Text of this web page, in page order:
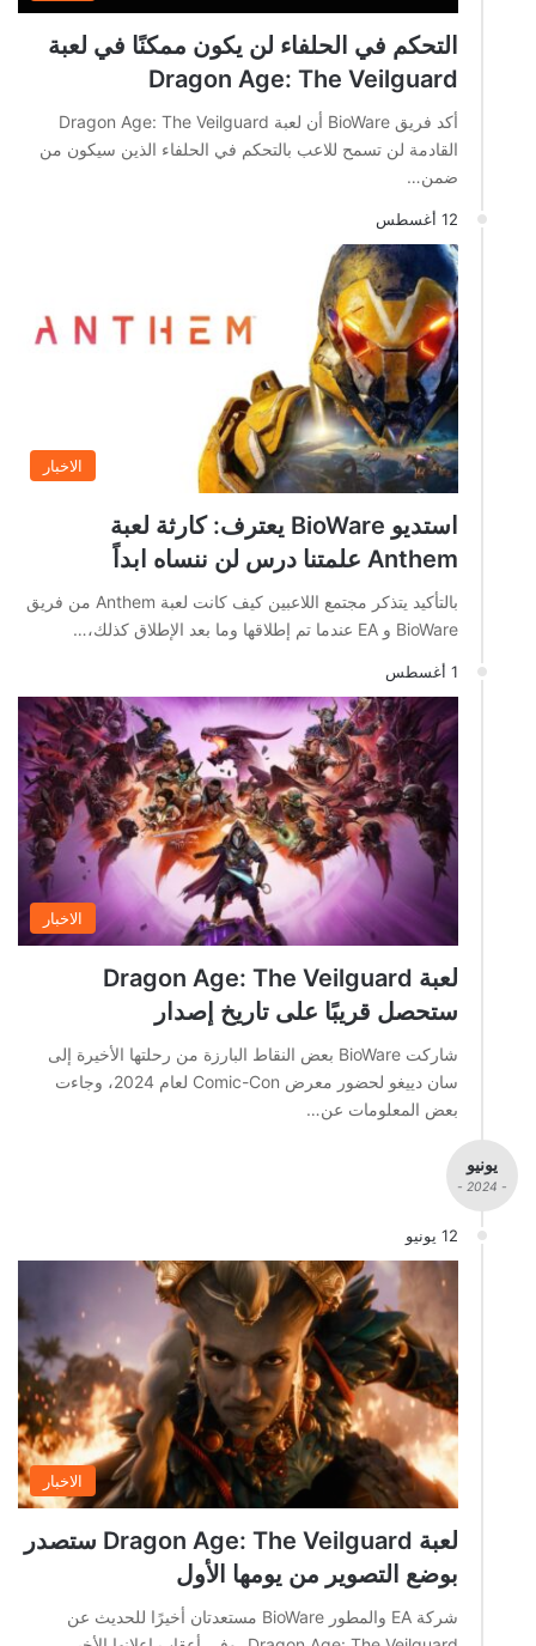
التحكم في الحلفاء لن يكون ممكنًا في لعبة
Dragon Age: The Veilguard
أكد فريق BioWare أن لعبة Dragon Age: The Veilguard
القادمة لن تسمح للاعب بالتحكم في الحلفاء الذين سيكون من
ضمن…
12 أغسطس
الاخبار
استديو BioWare يعترف: كارثة لعبة
Anthem علمتنا درس لن ننساه ابداً
بالتأكيد يتذكر مجتمع اللاعبين كيف كانت لعبة Anthem من فريق
BioWare و EA عندما تم إطلاقها وما بعد الإطلاق كذلك،…
1 أغسطس
الاخبار
لعبة Dragon Age: The Veilguard
ستحصل قريبًا على تاريخ إصدار
شاركت BioWare بعض النقاط البارزة من رحلتها الأخيرة إلى
سان دييغو لحضور معرض Comic-Con لعام 2024، وجاءت
بعض المعلومات عن…
يونيو
- 2024 -
12 يونيو
الاخبار
لعبة Dragon Age: The Veilguard ستصدر
بوضع التصوير من يومها الأول
شركة EA والمطور BioWare مستعدتان أخيرًا للحديث عن